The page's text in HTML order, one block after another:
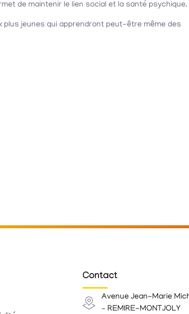
de maintenir le lien social et la santé psychique.
plus jeunes qui apprendront peut-être même des
Contact
Avenue Jean-Marie
– REMIRE-MONTJOLY